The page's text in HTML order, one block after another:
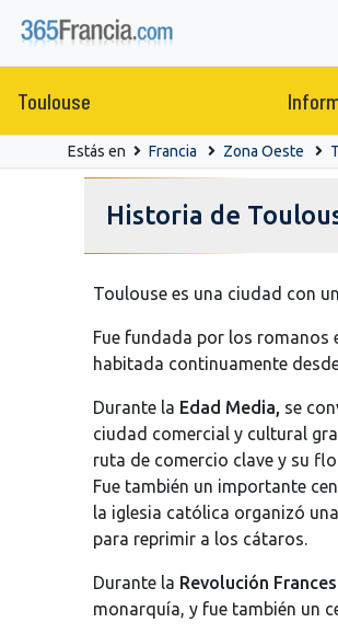
Toulouse
Estás en Francia Zona Oeste
Historia de
Toulouse es una ciudad con
Fue fundada por los romanos
habitada continuamente
Durante la Edad Media, se
ciudad comercial y cultural
ruta de comercio clave y su
Fue también un importante
la iglesia católica organizó
para reprimir a los cátaros.
Durante la Revolución
monarquía, y fue también un